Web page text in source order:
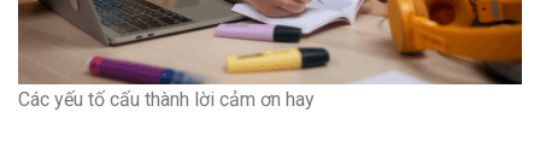
Các yếu tố cấu thành lời cảm ơn hay